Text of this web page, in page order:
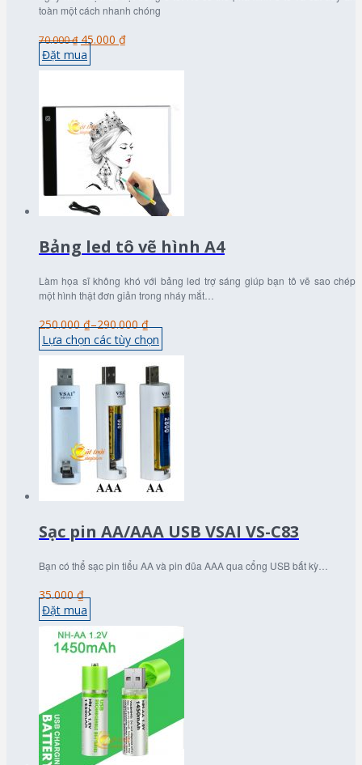
toàn một cách nhanh chóng
70.000 ₫ 45.000 ₫
Đặt mua
Bảng led tô vẽ hình A4
Làm họa sĩ không khó với bảng led trợ sáng giúp bạn tô vẽ sao chép
một hình thật đơn giản trong nháy mắt…
250.000 ₫–290.000 ₫
Lựa chọn các tùy chọn
Sạc pin AA/AAA USB VSAI VS-C83
Bạn có thể sạc pin tiểu AA và pin đũa AAA qua cổng USB bất kỳ…
35.000 ₫
Đặt mua